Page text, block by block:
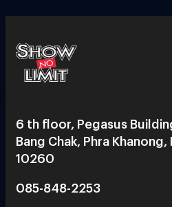
6 th floor, Pegasus
Bang Chak, Phra
10260
085-848-2253